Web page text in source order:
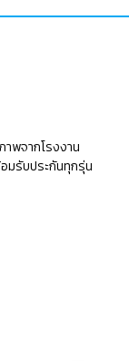
พจากโรงงาน
มรับประกันทุกรุ่น